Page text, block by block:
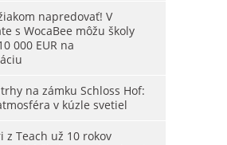
napredovať! V
s WocaBee môžu školy
000 EUR na
na zámku Schloss Hof:
v kúzle svetiel
Teach už 10 rokov